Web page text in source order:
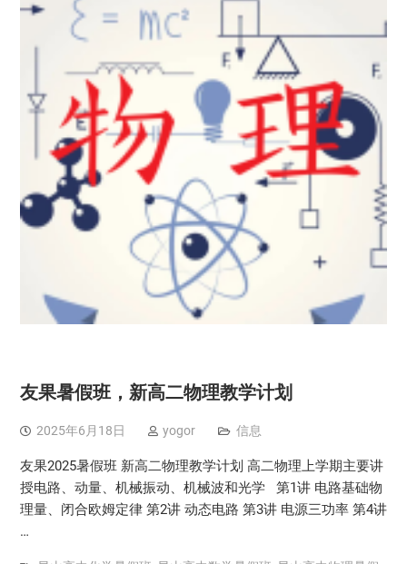
友果暑假班，新高二物理教学计划
2025年6月18日 yogor 信息
友果2025暑假班 新高二物理教学计划 高二物理上学期主要讲
授电路、动量、机械振动、机械波和光学 第1讲 电路基础物
理量、闭合欧姆定律 第2讲 动态电路 第3讲 电源三功率 第4讲
…